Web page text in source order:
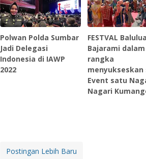
Polwan Polda Sumbar
Jadi Delegasi
Indonesia di IAWP
2022
FESTVAL
Bajarami dalam
rangka
menyukseskan
Event satu
Nagari
Postingan Lebih Baru